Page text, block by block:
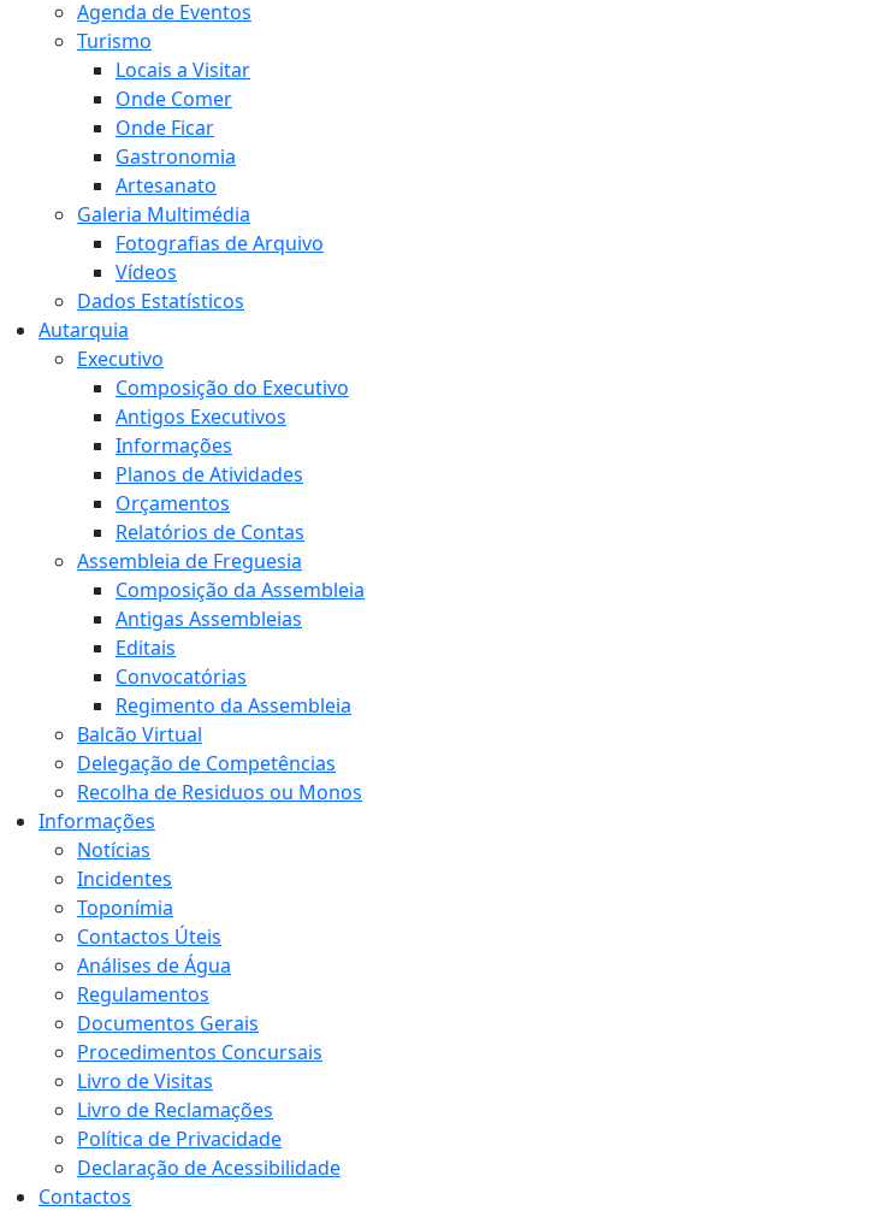
Agenda de Eventos
Turismo
Locais a Visitar
Onde Comer
Onde Ficar
Gastronomia
Artesanato
Galeria Multimédia
Fotografias de Arquivo
Vídeos
Dados Estatísticos
Autarquia
Executivo
Composição do Executivo
Antigos Executivos
Informações
Planos de Atividades
Orçamentos
Relatórios de Contas
Assembleia de Freguesia
Composição da Assembleia
Antigas Assembleias
Editais
Convocatórias
Regimento da Assembleia
Balcão Virtual
Delegação de Competências
Recolha de Residuos ou Monos
Informações
Notícias
Incidentes
Toponímia
Contactos Úteis
Análises de Água
Regulamentos
Documentos Gerais
Procedimentos Concursais
Livro de Visitas
Livro de Reclamações
Política de Privacidade
Declaração de Acessibilidade
Contactos